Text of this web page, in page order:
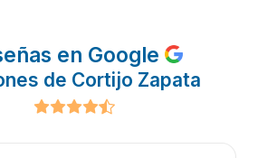
en Google
de Cortijo Zapata